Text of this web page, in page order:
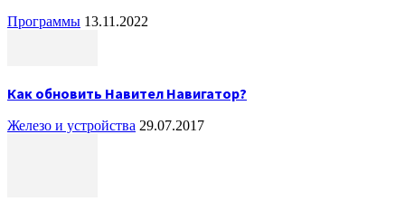
Программы 13.11.2022
Как обновить Навител Навигатор?
Железо и устройства 29.07.2017